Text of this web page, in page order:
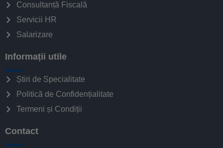
Consultanță Fiscală
Servicii HR
Salarizare
Informații utile
Știri de Specialitate
Politică de Confidențialitate
Termeni și Condiții
Contact